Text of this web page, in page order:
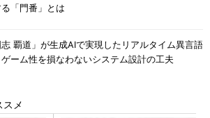
「門番」とは
志 覇道」が生成AIで実現したリアルタイム異言語
ーム性を損なわないシステム設計の工夫
スメ